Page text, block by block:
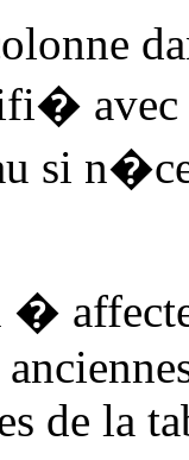
avec
si
�
de la